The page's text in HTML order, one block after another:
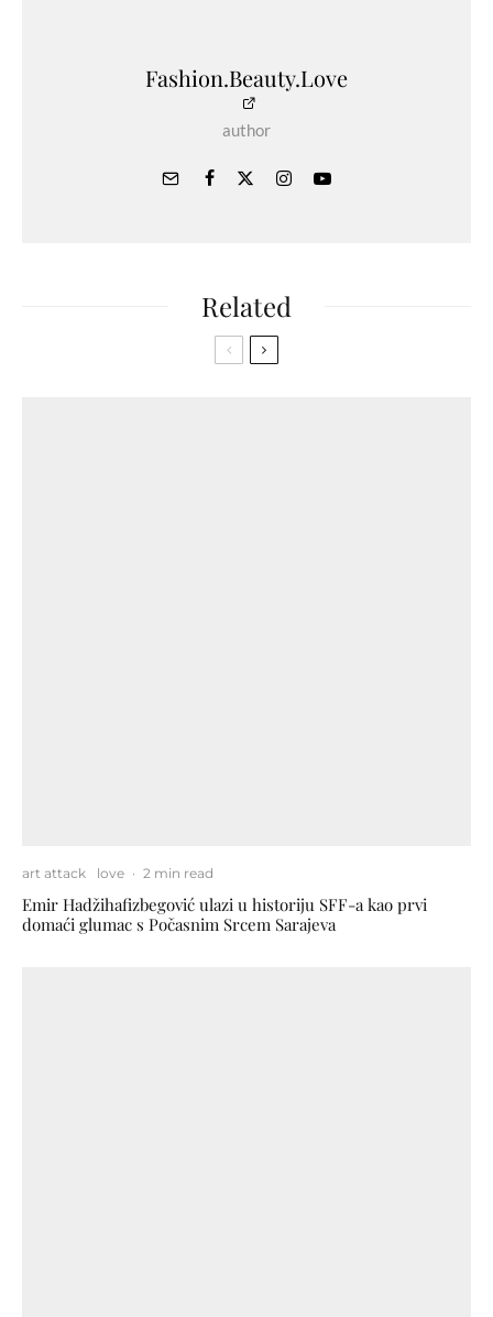
Fashion.Beauty.Love
author
Related
art attack love · 2 min read
Emir Hadžihafizbegović ulazi u historiju SFF-a kao prvi
domaći glumac s Počasnim Srcem Sarajeva